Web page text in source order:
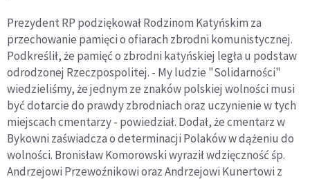
Prezydent RP podziękował Rodzinom Katyńskim za
przechowanie pamięci o ofiarach zbrodni komunistycznej.
Podkreślił, że pamięć o zbrodni katyńskiej legła u podstaw
odrodzonej Rzeczpospolitej. - My ludzie "Solidarności"
wiedzieliśmy, że jednym ze znaków polskiej wolności musi
być dotarcie do prawdy zbrodniach oraz uczynienie w tych
miejscach cmentarzy - powiedział. Dodał, że cmentarz w
Bykowni zaświadcza o determinacji Polaków w dążeniu do
wolności. Bronisław Komorowski wyraził wdzięczność śp.
Andrzejowi Przewoźnikowi oraz Andrzejowi Kunertowi z